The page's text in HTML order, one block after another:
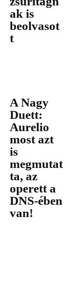
ak is
beolvasot
t
A Nagy
Duett:
Aurelio
most azt
is
megmutat
ta, az
operett a
DNS-ében
van!